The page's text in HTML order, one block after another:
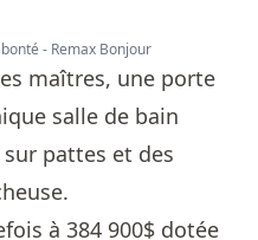
- Remax Bonjour
maîtres, une porte
salle de bain
pattes et des